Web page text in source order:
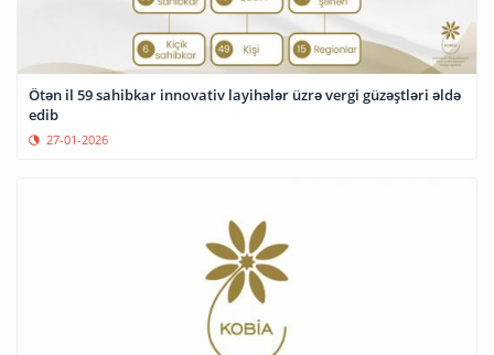
Ötən il 59 sahibkar innovativ layihələr üzrə vergi güzəştləri əldə
edib
27-01-2026